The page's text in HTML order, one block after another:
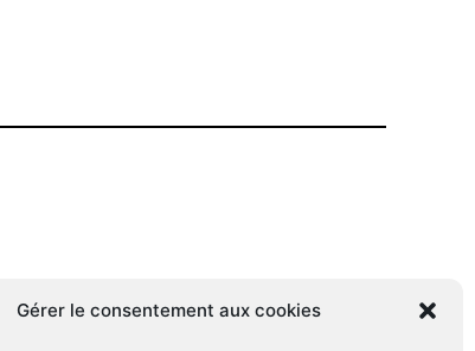
Gérer le consentement aux cookies